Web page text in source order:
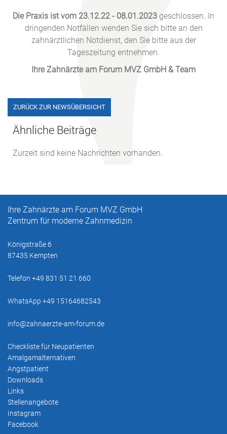
Die Praxis ist vom 23.12.22 - 08.01.2023 geschlossen. In
dringenden Notfällen wenden Sie sich bitte an den
zahnärztlichen Notdienst, den Sie bitte aus der
Tageszeitung entnehmen.
Ihre Zahnärzte am Forum MVZ GmbH & Team
ZURÜCK ZUR NEWSÜBERSICHT
Ähnliche Beiträge
Zurzeit sind keine Nachrichten vorhanden.
Ihre Zahnärzte am Forum MVZ GmbH
Zentrum für moderne Zahnmedizin
Königstraße 6
87435 Kempten
Telefon +49 831 51 21 660
WhatsApp +49 15164682543
info@zahnaerzte-am-forum.de
Checkliste für Neupatienten
Amalgamalternativen
Angstpatient
Downloads
Links
Stellenangebote
Instagram
Facebook